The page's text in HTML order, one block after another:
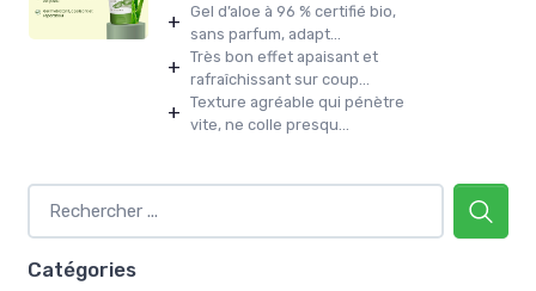
+ Gel d’aloe à 96 % certifié bio,
sans parfum, adapt...
+ Très bon effet apaisant et
rafraîchissant sur coup...
+ Texture agréable qui pénètre
vite, ne colle presqu...
Catégories